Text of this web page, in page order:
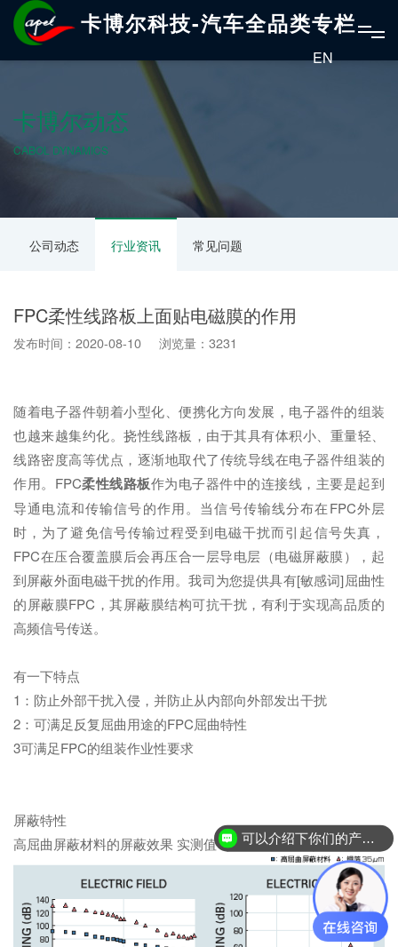
卡博尔科技-汽车全品类专栏
EN
卡博尔动态
CABOL DYNAMICS
公司动态 行业资讯 常见问题
FPC柔性线路板上面贴电磁膜的作用
发布时间：2020-08-10 浏览量：3231
随着电子器件朝着小型化、便携化方向发展，电子器件的组装
也越来越集约化。挠性线路板，由于其具有体积小、重量轻、
线路密度高等优点，逐渐地取代了传统导线在电子器件组装的
作用。FPC柔性线路板作为电子器件中的连接线，主要是起到
导通电流和传输信号的作用。当信号传输线分布在FPC外层
时，为了避免信号传输过程受到电磁干扰而引起信号失真，
FPC在压合覆盖膜后会再压合一层导电层（电磁屏蔽膜），起
到屏蔽外面电磁干扰的作用。我司为您提供具有[敏感词]屈曲性
的屏蔽膜FPC，其屏蔽膜结构可抗干扰，有利于实现高品质的
高频信号传送。
有一下特点
1：防止外部干扰入侵，并防止从内部向外部发出干扰
2：可满足反复屈曲用途的FPC屈曲特性
3可满足FPC的组装作业性要求
屏蔽特性
高屈曲屏蔽材料的屏蔽效果 实测值（采用KEC方法）
可以介绍下你们的产品么？